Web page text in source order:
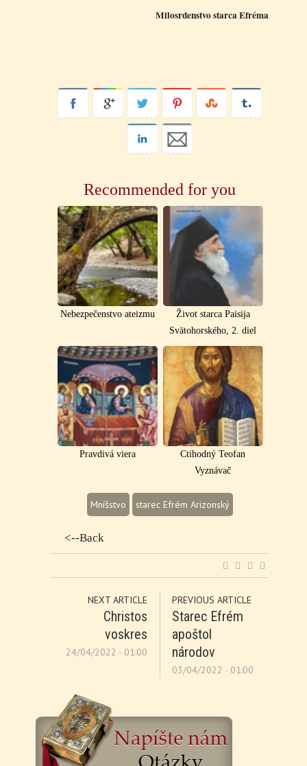
Milosrdenstvo starca Efréma
Recommended for you
Nebezpečenstvo ateizmu
Život starca Paisija
Svätohorského, 2. diel
Pravdivá viera
Ctihodný Teofan
Vyznávač
Mníšstvo starec Efrém Arizonský
<--Back
NEXT ARTICLE
Christos
voskres
24/04/2022 - 01:00
PREVIOUS ARTICLE
Starec Efrém
apoštol
národov
03/04/2022 - 01:00